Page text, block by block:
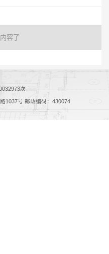
容了
次
1037号 邮政编码：430074